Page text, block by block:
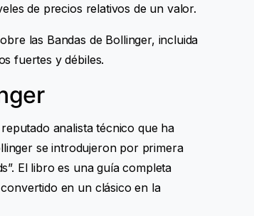
de precios relativos de un valor.
las Bandas de Bollinger, incluida
fuertes y débiles.
analista técnico que ha
se introdujeron por primera
El libro es una guía completa
en un clásico en la